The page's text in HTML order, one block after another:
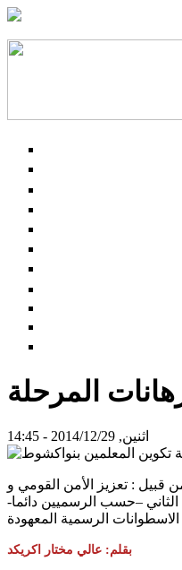
اثنين, 2014/12/29 - 14:45
: تعزيز الأمن القومي و
–حسب الرسميين دائما-
بقلم: عالي مختار اكريكد